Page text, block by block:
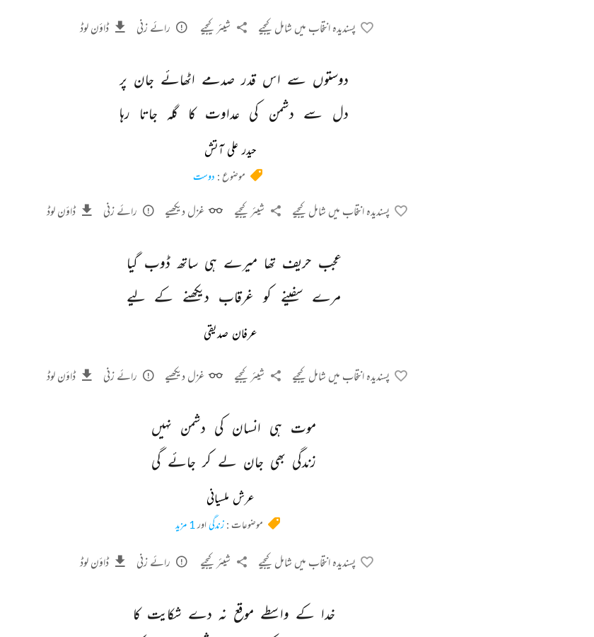
پسندیدہ انتخاب میں شامل کیجیے شیئر کیجیے رائے زنی ڈاؤن لوڈ
دوستوں سے اس قدر صدمے اٹھائے جان پر
دل سے دشمن کی عداوت کا گلہ جاتا رہا
حیدر علی آتش
موضوع : دوست
پسندیدہ انتخاب میں شامل کیجیے شیئر کیجیے غزل دیکھیے رائے زنی ڈاؤن لوڈ
عجب حریف تھا میرے ہی ساتھ ڈوب گیا
مرے سفینے کو غرقاب دیکھنے کے لیے
عرفان صدیقی
پسندیدہ انتخاب میں شامل کیجیے شیئر کیجیے غزل دیکھیے رائے زنی ڈاؤن لوڈ
موت ہی انسان کی دشمن نہیں
زندگی بھی جان لے کر جائے گی
عرش ملسیانی
موضوعات : زندگی اور 1 مزید
پسندیدہ انتخاب میں شامل کیجیے شیئر کیجیے رائے زنی ڈاؤن لوڈ
خدا کے واسطے موقع نہ دے شکایت کا